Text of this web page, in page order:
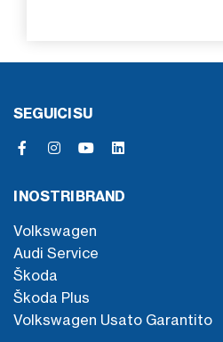
SEGUICI SU
I NOSTRI BRAND
Volkswagen
Audi Service
Škoda
Škoda Plus
Volkswagen Usato Garantito